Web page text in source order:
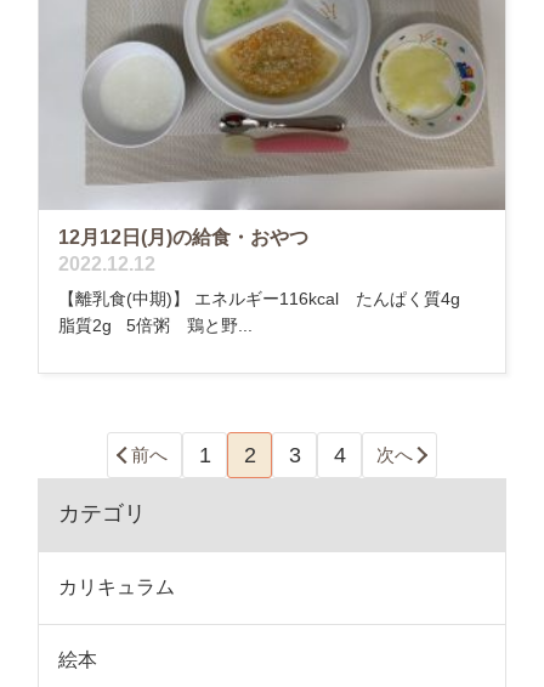
12月12日(月)の給食・おやつ
2022.12.12
【離乳食(中期)】 エネルギー116kcal たんぱく質4g
脂質2g 5倍粥 鶏と野...
前へ 1 2 3 4 次へ
カテゴリ
カリキュラム
絵本